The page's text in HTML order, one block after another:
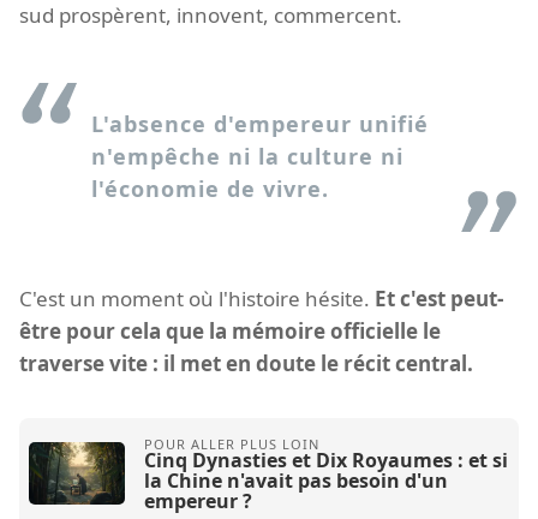
sud prospèrent, innovent, commercent.
L'absence d'empereur unifié
n'empêche ni la culture ni
l'économie de vivre.
C'est un moment où l'histoire hésite. Et c'est peut-
être pour cela que la mémoire officielle le
traverse vite : il met en doute le récit central.
Cinq Dynasties et Dix Royaumes : et si
la Chine n'avait pas besoin d'un
empereur ?